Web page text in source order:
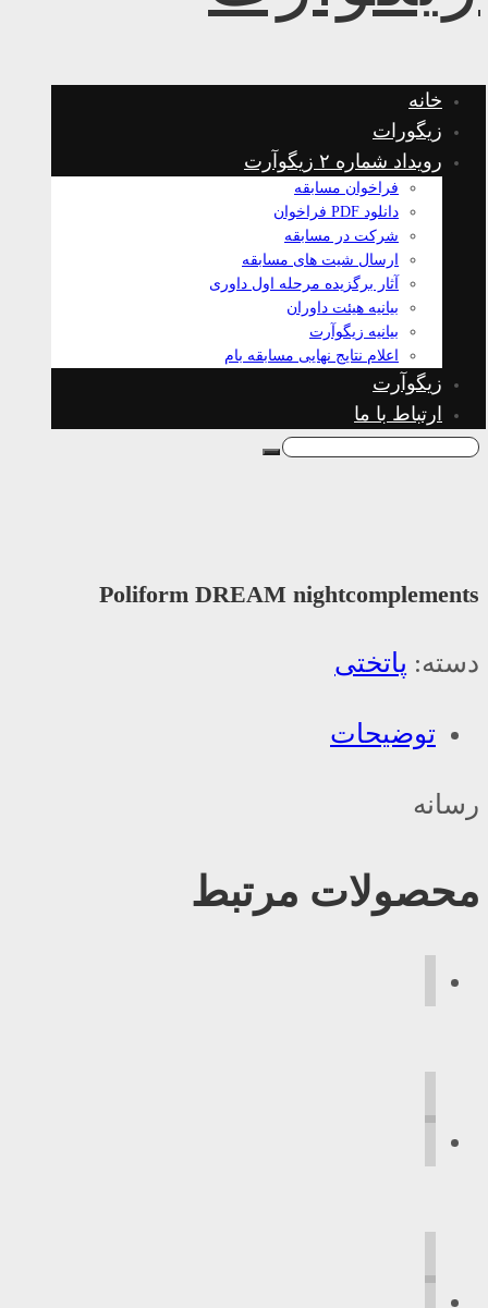
خانه
زیگورات
رویداد شماره ۲ زیگوآرت
فراخوان مسابقه
دانلود PDF فراخوان
شرکت در مسابقه
ارسال شیت های مسابقه
آثار برگزیده مرحله اول داوری
بیانیه هیئت داوران
بیانیه زیگوآرت
اعلام نتایج نهایی مسابقه بام
زیگوآرت
ارتباط با ما
Poliform DREAM nightcomplements
دسته: پاتختی
توضیحات
رسانه
محصولات مرتبط